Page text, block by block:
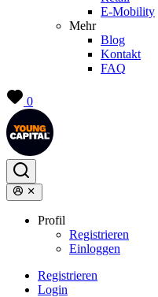
E-Mobility
Mehr
Blog
Kontakt
FAQ
0
Profil
Registrieren
Einloggen
Registrieren
Login